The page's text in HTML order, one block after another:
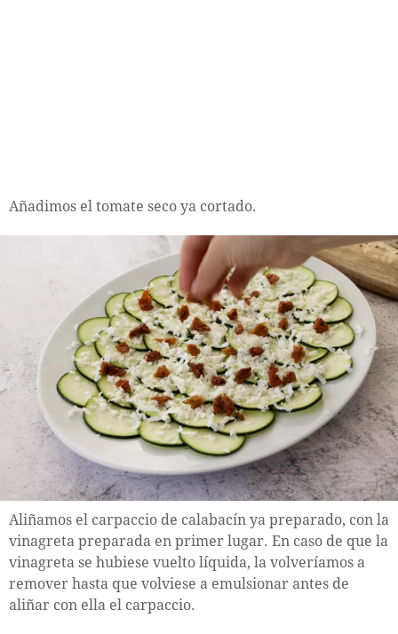
Añadimos el tomate seco ya cortado.
Aliñamos el carpaccio de calabacín ya preparado, con la
vinagreta preparada en primer lugar. En caso de que la
vinagreta se hubiese vuelto líquida, la volveríamos a
remover hasta que volviese a emulsionar antes de
aliñar con ella el carpaccio.